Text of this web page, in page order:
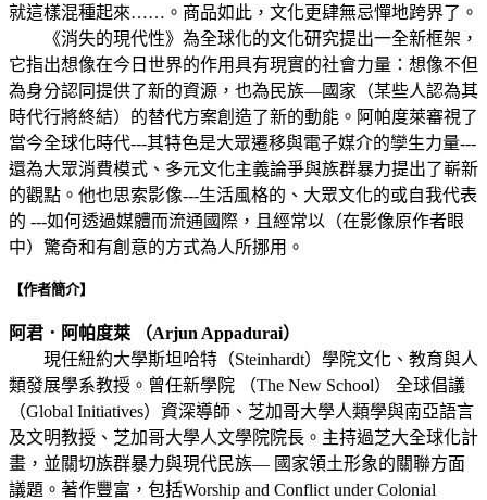
就這樣混種起來……。商品如此，文化更肆無忌憚地跨界了。
《消失的現代性》為全球化的文化研究提出一全新框架，
它指出想像在今日世界的作用具有現實的社會力量：想像不但
為身分認同提供了新的資源，也為民族—國家（某些人認為其
時代行將終結）的替代方案創造了新的動能。阿帕度萊審視了
當今全球化時代---其特色是大眾遷移與電子媒介的孿生力量---
還為大眾消費模式、多元文化主義論爭與族群暴力提出了嶄新
的觀點。他也思索影像---生活風格的、大眾文化的或自我代表
的 ---如何透過媒體而流通國際，且經常以（在影像原作者眼
中）驚奇和有創意的方式為人所挪用。
【作者簡介】
阿君．阿帕度萊 （Arjun Appadurai）
現任紐約大學斯坦哈特（Steinhardt）學院文化、教育與人
類發展學系教授。曾任新學院 （The New School） 全球倡議
（Global Initiatives）資深導師、芝加哥大學人類學與南亞語言
及文明教授、芝加哥大學人文學院院長。主持過芝大全球化計
畫，並關切族群暴力與現代民族— 國家領土形象的關聯方面
議題。著作豐富，包括Worship and Conflict under Colonial